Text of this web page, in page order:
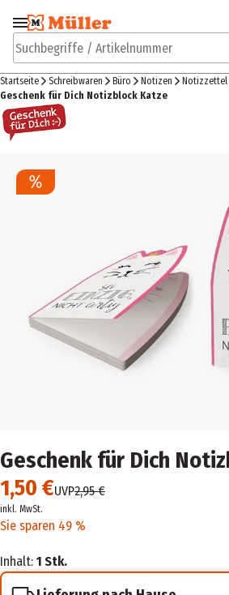
Zur Navigation
springen
Zum
Suchbegriffe / Artikelnummer
Startseite Schreibwaren Büro Notizen
Notizzettel
Geschenk für Dich Notizblock Katze
Geschenk für Dich
1,50 €UVP2,95 €
inkl. MwSt.
Sie sparen 49 %
Inhalt: 1 Stk.